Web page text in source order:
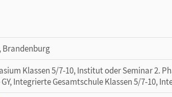
Brandenburg
Klassen 5/7-10, Institut oder Seminar 2.
GY, Integrierte Gesamtschule Klassen 5/7-10,